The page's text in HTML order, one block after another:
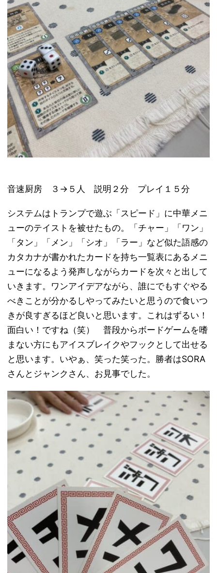
音速厨房 ３→５人 説明２分 プレイ１５分
システムはトランプで遊ぶ「スピード」に中華メニ
ューのテイストを被せたもの。「チャー」「ワン」
「タン」「メン」「シオ」「ラー」など似た語感の
カタカナが書かれたカードを持ち一覧表にあるメニ
ューになるよう発声しながらカードを次々と出して
いきます。ワンアイデアながら、誰にでもすぐやる
べきことが分かるしやってみたいと思うので食いつ
きが良すぎるほど良いと思います。これはずるい！
面白い！ですね（笑） 普段からボードゲームを嗜
まない方にもアイスブレイクやフックとして出せる
と思います。いやぁ、笑った笑った。勝者はSORA
さんとジャンクさん、お見事でした。